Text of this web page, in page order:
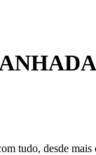
tudo, desde